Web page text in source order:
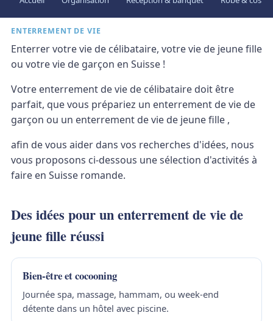
ENTERREMENT DE VIE
Enterrer votre vie de célibataire, votre vie de jeune fille
ou votre vie de garçon en Suisse !
Votre enterrement de vie de célibataire doit être
parfait, que vous prépariez un enterrement de vie de
garçon ou un enterrement de vie de jeune fille ,
afin de vous aider dans vos recherches d'idées, nous
vous proposons ci-dessous une sélection d'activités à
faire en Suisse romande.
Des idées pour un enterrement de vie de
jeune fille réussi
Bien-être et cocooning
Journée spa, massage, hammam, ou week-end
détente dans un hôtel avec piscine.